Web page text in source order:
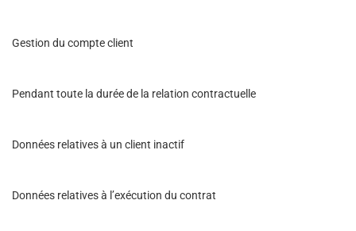
Gestion du compte client
Pendant toute la durée de la relation contractuelle
Données relatives à un client inactif
Données relatives à l’exécution du contrat